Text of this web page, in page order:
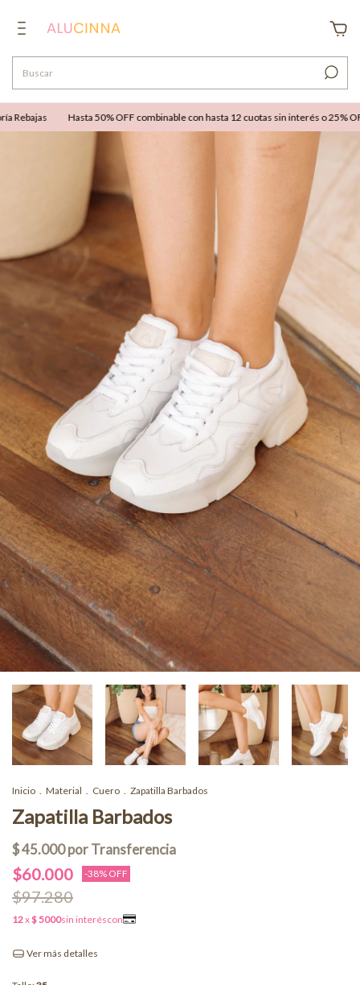
Hasta 50% OFF combinable con hasta 12 cuotas sin interés o 25% OFF
Inicio . Material . Cuero . Zapatilla Barbados
Zapatilla Barbados
$60.000 -38% OFF
$97.280
Ver más detalles